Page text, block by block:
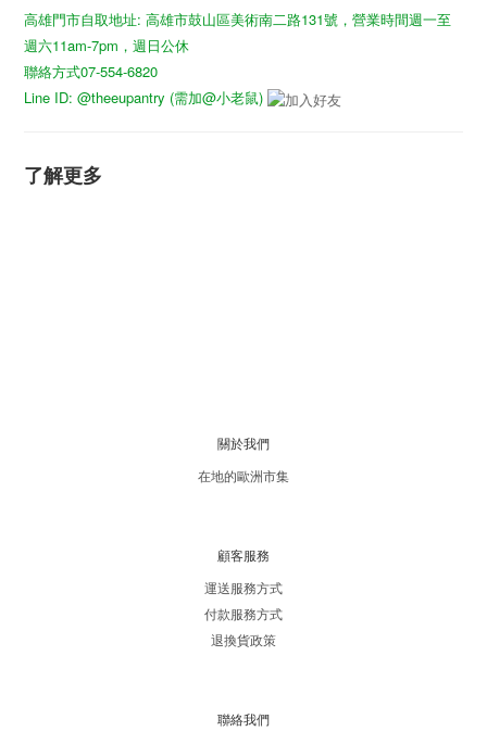
高雄門市自取地址: 高雄市鼓山區美術南二路131號，營業時間週一至
週六11am-7pm，週日公休
聯絡方式07-554-6820
Line ID: @theeupantry (需加@小老鼠)
了解更多
關於我們
在地的歐洲市集
顧客服務
運送服務方式
付款服務方式
退換貨政策
聯絡我們